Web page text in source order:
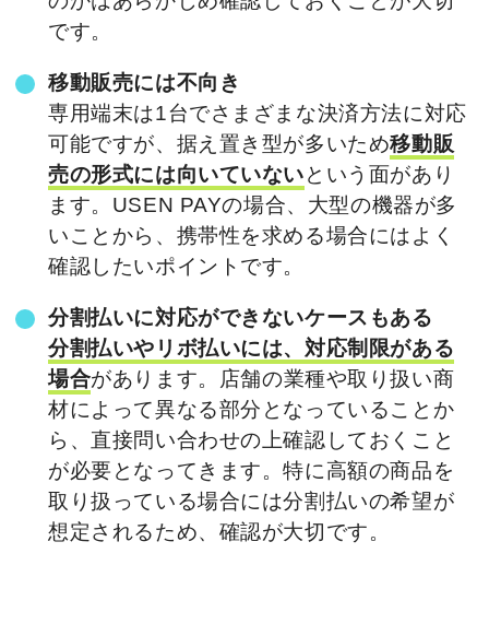
です。
移動販売には不向き
専用端末は1台でさまざまな決済方法に対応
可能ですが、据え置き型が多いため移動販
売の形式には向いていないという面があり
ます。USEN PAYの場合、大型の機器が多
いことから、携帯性を求める場合にはよく
確認したいポイントです。
分割払いに対応ができないケースもある
分割払いやリボ払いには、対応制限がある
場合があります。店舗の業種や取り扱い商
材によって異なる部分となっていることか
ら、直接問い合わせの上確認しておくこと
が必要となってきます。特に高額の商品を
取り扱っている場合には分割払いの希望が
想定されるため、確認が大切です。